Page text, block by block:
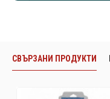
СВЪРЗАНИ ПРОДУКТИ